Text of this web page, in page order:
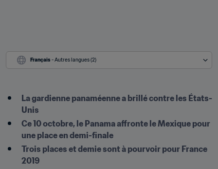
Français - Autres langues (2)
La gardienne panaméenne a brillé contre les États-
Unis
Ce 10 octobre, le Panama affronte le Mexique pour
une place en demi-finale
Trois places et demie sont à pourvoir pour France
2019